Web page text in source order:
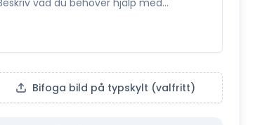
Bifoga bild på typskylt (valfritt)